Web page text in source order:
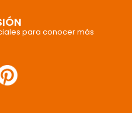
para conocer más